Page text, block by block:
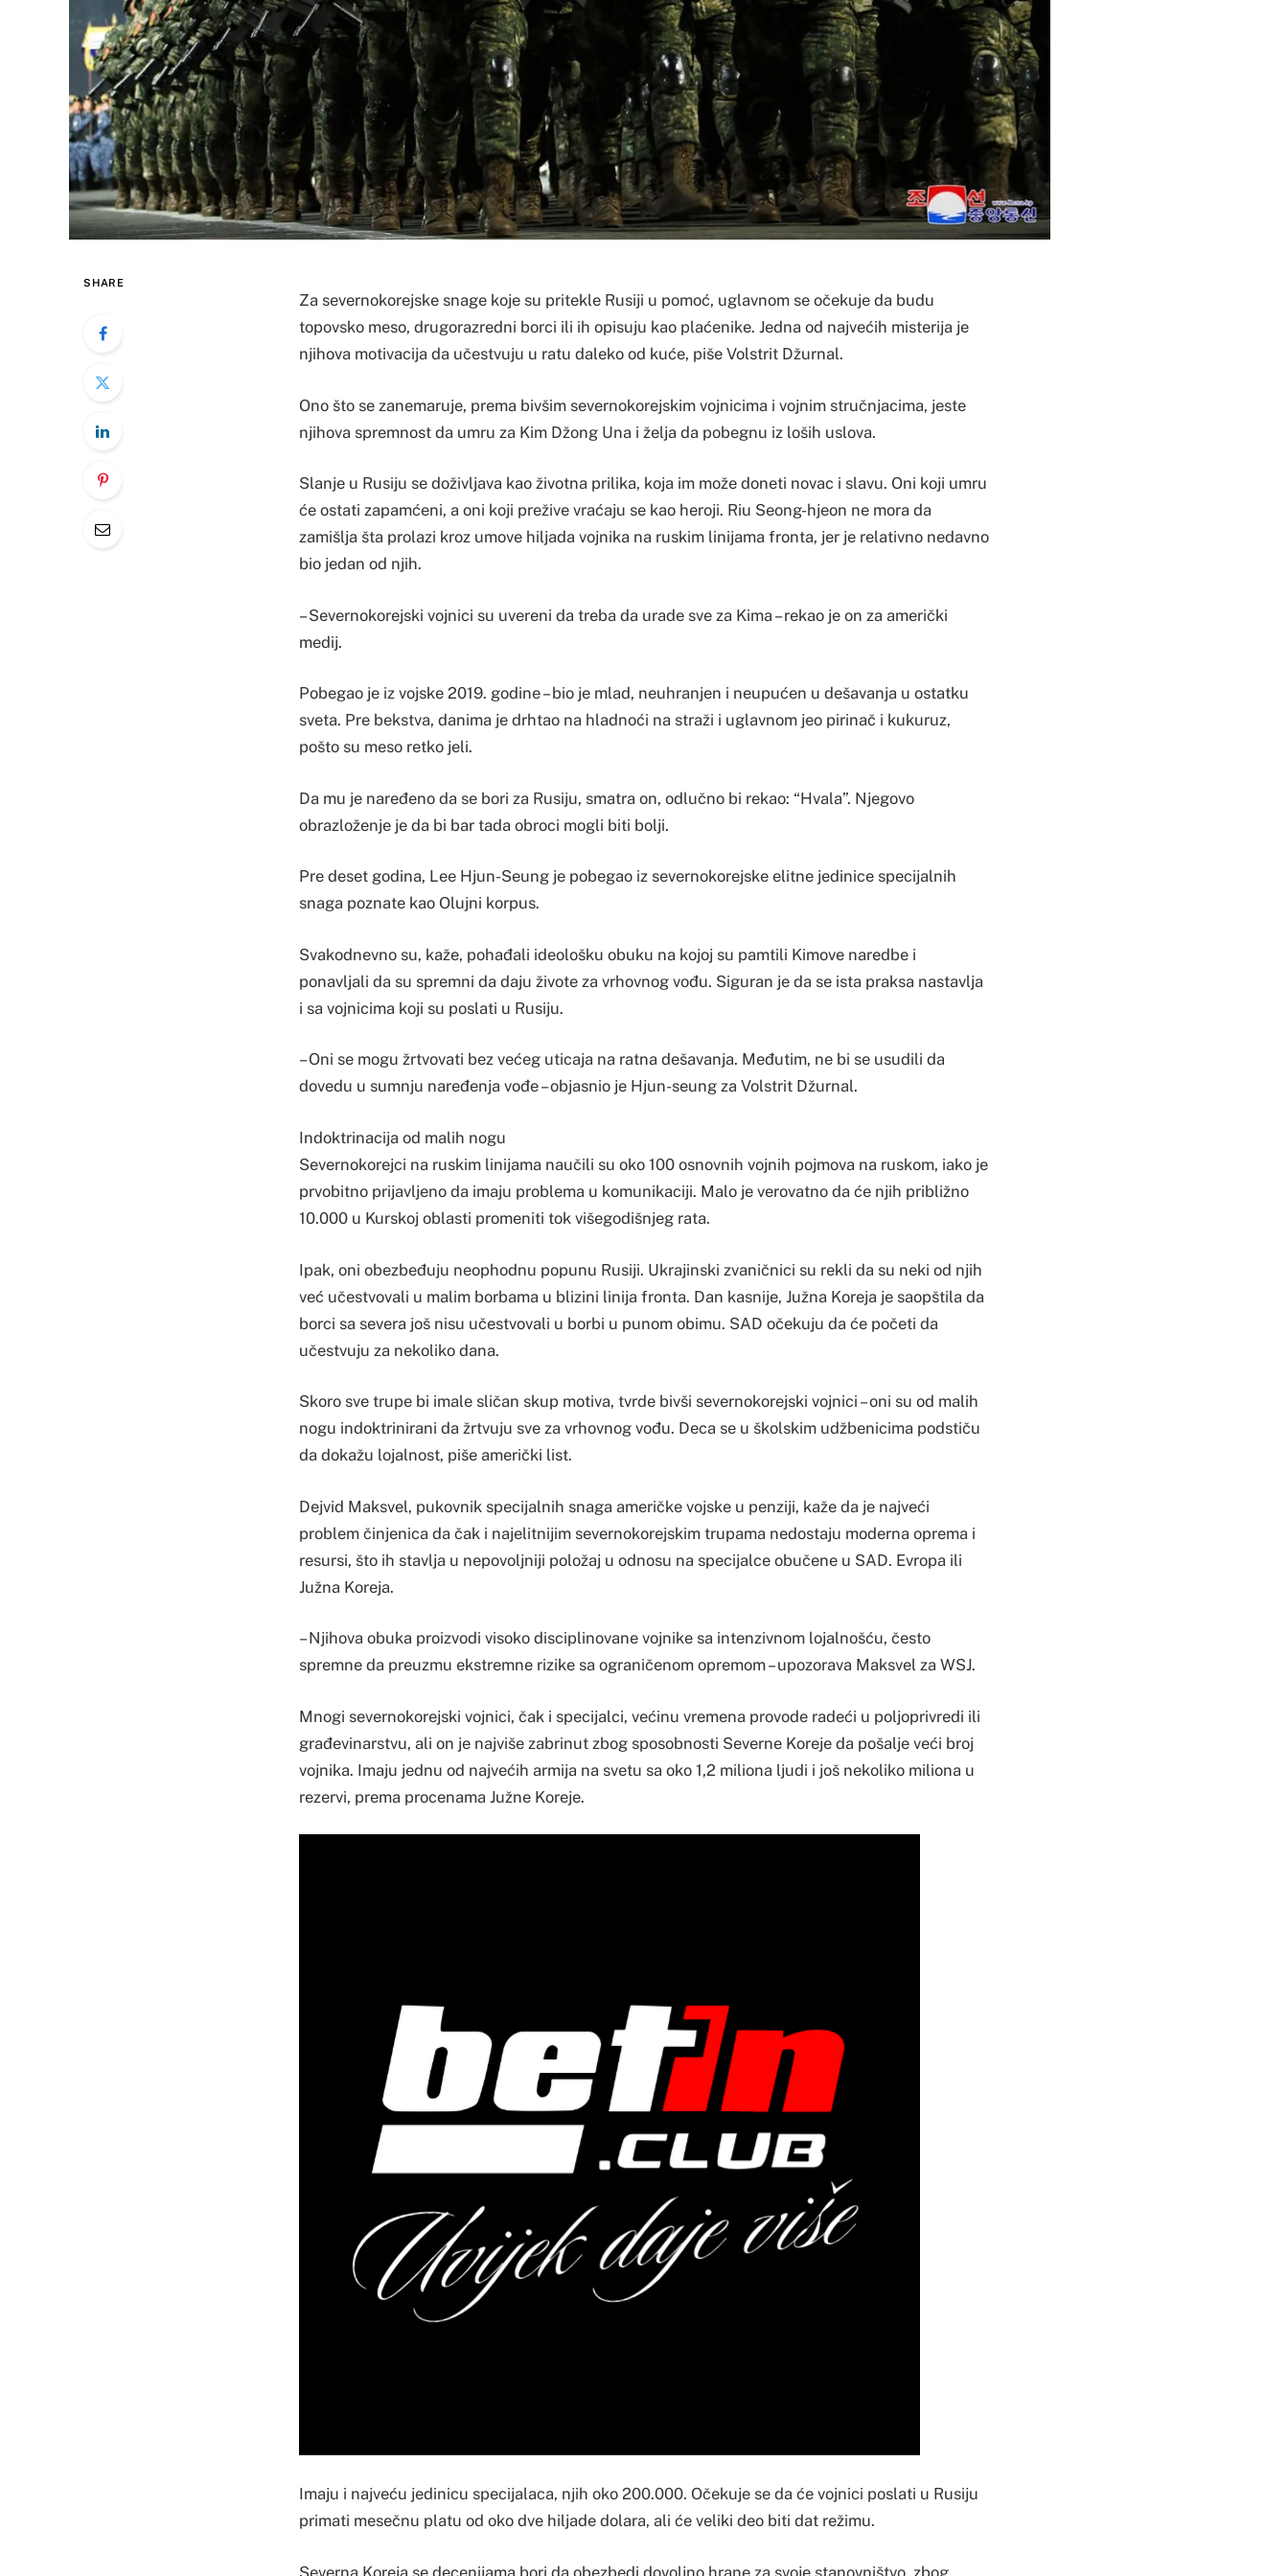
SHARE
Za severnokorejske snage koje su pritekle Rusiji u pomoć, uglavnom se očekuje da budu
topovsko meso, drugorazredni borci ili ih opisuju kao plaćenike. Jedna od najvećih misterija je
njihova motivacija da učestvuju u ratu daleko od kuće, piše Volstrit Džurnal.
Ono što se zanemaruje, prema bivšim severnokorejskim vojnicima i vojnim stručnjacima, jeste
njihova spremnost da umru za Kim Džong Una i želja da pobegnu iz loših uslova.
Slanje u Rusiju se doživljava kao životna prilika, koja im može doneti novac i slavu. Oni koji umru
će ostati zapamćeni, a oni koji prežive vraćaju se kao heroji. Riu Seong-hjeon ne mora da
zamišlja šta prolazi kroz umove hiljada vojnika na ruskim linijama fronta, jer je relativno nedavno
bio jedan od njih.
– Severnokorejski vojnici su uvereni da treba da urade sve za Kima – rekao je on za američki
medij.
Pobegao je iz vojske 2019. godine – bio je mlad, neuhranjen i neupućen u dešavanja u ostatku
sveta. Pre bekstva, danima je drhtao na hladnoći na straži i uglavnom jeo pirinač i kukuruz,
pošto su meso retko jeli.
Da mu je naređeno da se bori za Rusiju, smatra on, odlučno bi rekao: “Hvala”. Njegovo
obrazloženje je da bi bar tada obroci mogli biti bolji.
Pre deset godina, Lee Hjun-Seung je pobegao iz severnokorejske elitne jedinice specijalnih
snaga poznate kao Olujni korpus.
Svakodnevno su, kaže, pohađali ideološku obuku na kojoj su pamtili Kimove naredbe i
ponavljali da su spremni da daju živote za vrhovnog vođu. Siguran je da se ista praksa nastavlja
i sa vojnicima koji su poslati u Rusiju.
– Oni se mogu žrtvovati bez većeg uticaja na ratna dešavanja. Međutim, ne bi se usudili da
dovedu u sumnju naređenja vođe – objasnio je Hjun-seung za Volstrit Džurnal.
Indoktrinacija od malih nogu
Severnokorejci na ruskim linijama naučili su oko 100 osnovnih vojnih pojmova na ruskom, iako je
prvobitno prijavljeno da imaju problema u komunikaciji. Malo je verovatno da će njih približno
10.000 u Kurskoj oblasti promeniti tok višegodišnjeg rata.
Ipak, oni obezbeđuju neophodnu popunu Rusiji. Ukrajinski zvaničnici su rekli da su neki od njih
već učestvovali u malim borbama u blizini linija fronta. Dan kasnije, Južna Koreja je saopštila da
borci sa severa još nisu učestvovali u borbi u punom obimu. SAD očekuju da će početi da
učestvuju za nekoliko dana.
Skoro sve trupe bi imale sličan skup motiva, tvrde bivši severnokorejski vojnici – oni su od malih
nogu indoktrinirani da žrtvuju sve za vrhovnog vođu. Deca se u školskim udžbenicima podstiču
da dokažu lojalnost, piše američki list.
Dejvid Maksvel, pukovnik specijalnih snaga američke vojske u penziji, kaže da je najveći
problem činjenica da čak i najelitnijim severnokorejskim trupama nedostaju moderna oprema i
resursi, što ih stavlja u nepovoljniji položaj u odnosu na specijalce obučene u SAD. Evropa ili
Južna Koreja.
– Njihova obuka proizvodi visoko disciplinovane vojnike sa intenzivnom lojalnošću, često
spremne da preuzmu ekstremne rizike sa ograničenom opremom – upozorava Maksvel za WSJ.
Mnogi severnokorejski vojnici, čak i specijalci, većinu vremena provode radeći u poljoprivredi ili
građevinarstvu, ali on je najviše zabrinut zbog sposobnosti Severne Koreje da pošalje veći broj
vojnika. Imaju jednu od najvećih armija na svetu sa oko 1,2 miliona ljudi i još nekoliko miliona u
rezervi, prema procenama Južne Koreje.
Imaju i najveću jedinicu specijalaca, njih oko 200.000. Očekuje se da će vojnici poslati u Rusiju
primati mesečnu platu od oko dve hiljade dolara, ali će veliki deo biti dat režimu.
Severna Koreja se decenijama bori da obezbedi dovoljno hrane za svoje stanovništvo, zbog